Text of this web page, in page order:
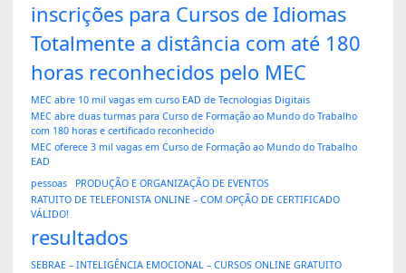
inscrições para Cursos de Idiomas
Totalmente a distância com até 180
horas reconhecidos pelo MEC
MEC abre 10 mil vagas em curso EAD de Tecnologias Digitais
MEC abre duas turmas para Curso de Formação ao Mundo do Trabalho
com 180 horas e certificado reconhecido
MEC oferece 3 mil vagas em Curso de Formação ao Mundo do Trabalho
EAD
pessoas
PRODUÇÃO E ORGANIZAÇÃO DE EVENTOS
RATUITO DE TELEFONISTA ONLINE – COM OPÇÃO DE CERTIFICADO
VÁLIDO!
resultados
SEBRAE – INTELIGÊNCIA EMOCIONAL – CURSOS ONLINE GRATUITO